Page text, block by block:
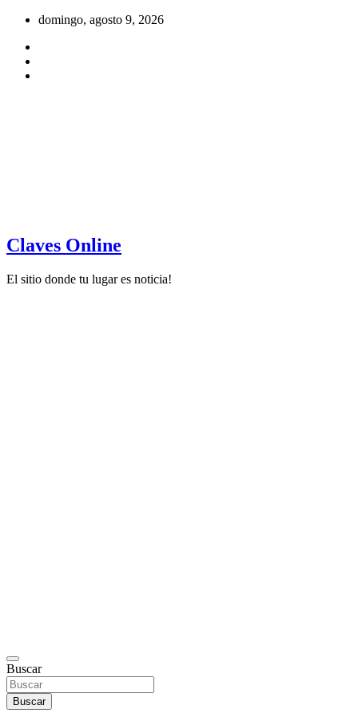
Saltar
contenido
domingo, agosto 9, 2026
Claves Online
El sitio donde tu lugar es noticia!
Buscar
Buscar